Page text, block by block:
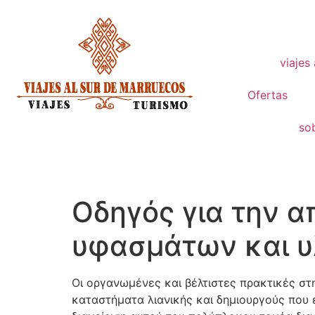
viajes
Ofertas
Οδηγός για την
υφασμάτων και
Οι οργανωμένες και βέλτιστες πρακτικές
καταστήματα λιανικής και δημιουργούς